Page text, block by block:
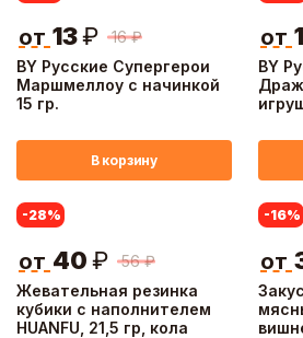
BY Русские Супергерои
Маршмеллоу с начинкой
15 гр.
16 ₽
от 13₽
В корзину
BY
от
Жевательная резинка
кубики с наполнителем
HUANFU, 21,5 гр, кола
-28%
56 ₽
от 40 ₽
-16%
от